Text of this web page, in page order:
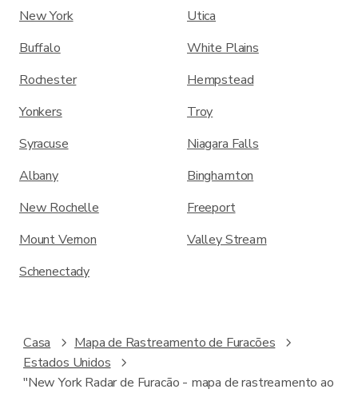
New York
Buffalo
Rochester
Yonkers
Syracuse
Albany
New Rochelle
Mount Vernon
Schenectady
Utica
White Plains
Hempstead
Troy
Niagara Falls
Binghamton
Freeport
Valley Stream
Casa
Mapa de Rastreamento de Furacões
Estados Unidos
"New York Radar de Furacão - mapa de rastreamento ao